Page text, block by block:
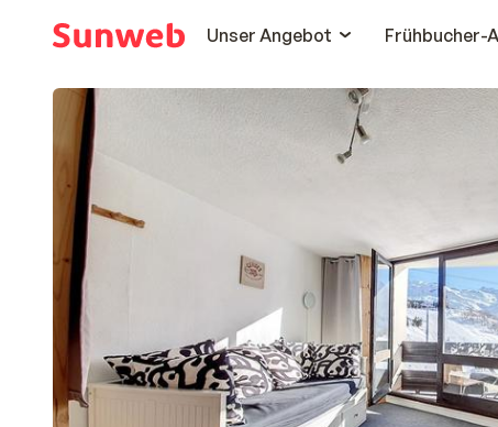
Unser Angebot
Frühbucher-